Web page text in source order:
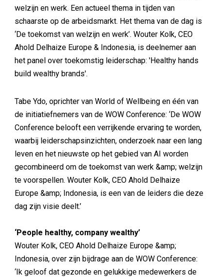
welzijn en werk. Een actueel thema in tijden van
schaarste op de arbeidsmarkt. Het thema van de dag is
‘De toekomst van welzijn en werk’. Wouter Kolk, CEO
Ahold Delhaize Europe & Indonesia, is deelnemer aan
het panel over toekomstig leiderschap: 'Healthy hands
build wealthy brands'.
Tabe Ydo, oprichter van World of Wellbeing en één van
de initiatiefnemers van de WOW Conference: ‘De WOW
Conference belooft een verrijkende ervaring te worden,
waarbij leiderschapsinzichten, onderzoek naar een lang
leven en het nieuwste op het gebied van AI worden
gecombineerd om de toekomst van werk &amp; welzijn
te voorspellen. Wouter Kolk, CEO Ahold Delhaize
Europe &amp; Indonesia, is een van de leiders die deze
dag zijn visie deelt.’
‘People healthy, company wealthy’
Wouter Kolk, CEO Ahold Delhaize Europe &amp;
Indonesia, over zijn bijdrage aan de WOW Conference:
‘Ik geloof dat gezonde en gelukkige medewerkers de